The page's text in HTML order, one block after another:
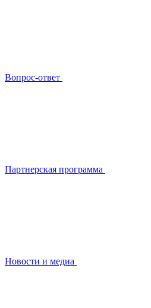
Вопрос-ответ
Партнерская программа
Новости и медиа